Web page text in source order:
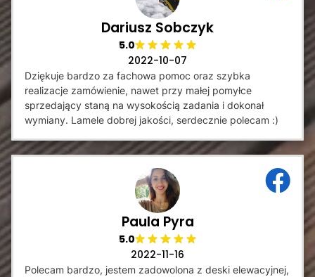
Dariusz Sobczyk
5.0
2022-10-07
Dziękuje bardzo za fachowa pomoc oraz szybka
realizacje zamówienie, nawet przy małej pomyłce
sprzedający staną na wysokością zadania i dokonał
wymiany. Lamele dobrej jakości, serdecznie polecam :)
Paula Pyra
5.0
2022-11-16
Polecam bardzo, jestem zadowolona z deski elewacyjnej,